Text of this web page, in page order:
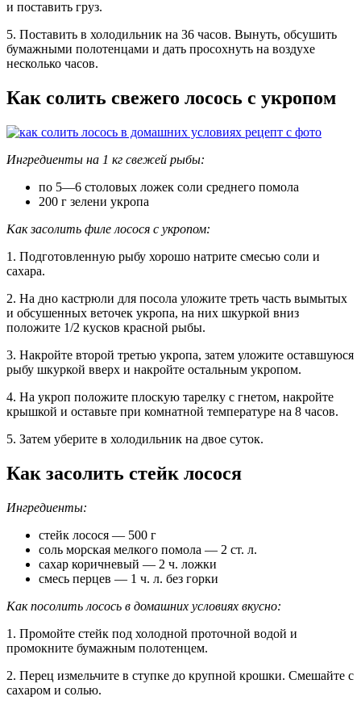
и поставить груз.
5. Поставить в холодильник на 36 часов. Вынуть, обсушить
бумажными полотенцами и дать просохнуть на воздухе
несколько часов.
Как солить свежего лосось с укропом
Ингредиенты на 1 кг свежей рыбы:
по 5—6 столовых ложек соли среднего помола
200 г зелени укропа
Как засолить филе лосося с укропом:
1. Подготовленную рыбу хорошо натрите смесью соли и
сахара.
2. На дно кастрюли для посола уложите треть часть вымытых
и обсушенных веточек укропа, на них шкуркой вниз
положите 1/2 кусков красной рыбы.
3. Накройте второй третью укропа, затем уложите оставшуюся
рыбу шкуркой вверх и накройте остальным укропом.
4. На укроп положите плоскую тарелку с гнетом, накройте
крышкой и оставьте при комнатной температуре на 8 часов.
5. Затем уберите в холодильник на двое суток.
Как засолить стейк лосося
Ингредиенты:
стейк лосося — 500 г
соль морская мелкого помола — 2 ст. л.
сахар коричневый — 2 ч. ложки
смесь перцев — 1 ч. л. без горки
Как посолить лосось в домашних условиях вкусно:
1. Промойте стейк под холодной проточной водой и
промокните бумажным полотенцем.
2. Перец измельчите в ступке до крупной крошки. Смешайте с
сахаром и солью.